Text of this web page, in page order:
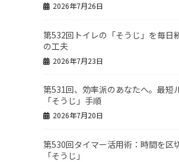
2026年7月26日
第532回トイレの「そうじ」を毎日
の工夫
2026年7月23日
第531回、効率派のあなたへ。最短
「そうじ」手順
2026年7月20日
第530回タイマー活用術：時間を区
「そうじ」